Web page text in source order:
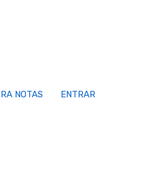
NOTAS ENTRAR